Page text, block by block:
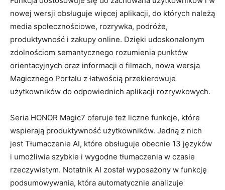
nowej wersji obsługuje więcej aplikacji, do których należą
media społecznościowe, rozrywka, podróże,
produktywność i zakupy online. Dzięki udoskonalonym
zdolnościom semantycznego rozumienia punktów
orientacyjnych oraz informacji o filmach, nowa wersja
Magicznego Portalu z łatwością przekierowuje
użytkowników do odpowiednich aplikacji rozrywkowych.
Seria HONOR Magic7 oferuje też liczne funkcje, które
wspierają produktywność użytkowników. Jedną z nich
jest Tłumaczenie AI, które obsługuje obecnie 13 języków
i umożliwia szybkie i wygodne tłumaczenia w czasie
rzeczywistym. Notatnik AI został wyposażony w funkcję
podsumowywania, która automatycznie analizuje